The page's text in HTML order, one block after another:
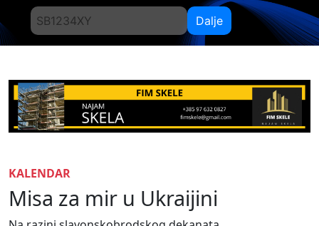
Dalje
KALENDAR
Misa za mir u Ukraijini